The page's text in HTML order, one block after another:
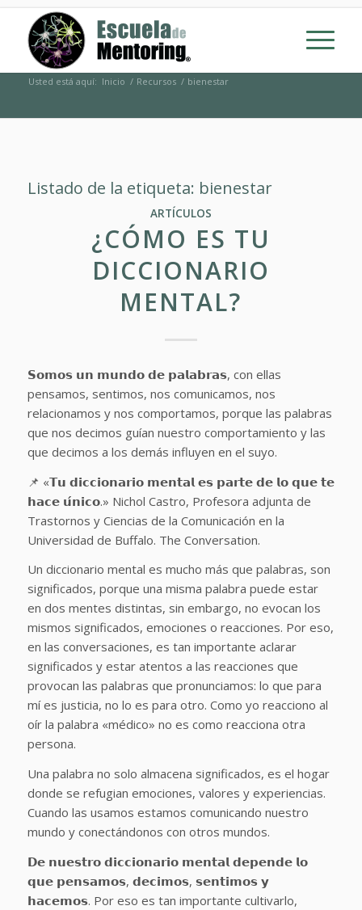
Usted está aquí: Inicio / Recursos / bienestar
Listado de la etiqueta: bienestar
ARTÍCULOS
¿CÓMO ES TU
DICCIONARIO
MENTAL?
𝗦𝗼𝗺𝗼𝘀 𝘂𝗻 𝗺𝘂𝗻𝗱𝗼 𝗱𝗲 𝗽𝗮𝗹𝗮𝗯𝗿𝗮𝘀, con ellas
pensamos, sentimos, nos comunicamos, nos
relacionamos y nos comportamos, porque las palabras
que nos decimos guían nuestro comportamiento y las
que decimos a los demás influyen en el suyo.
📌 «𝗧𝘂 𝗱𝗶𝗰𝗰𝗶𝗼𝗻𝗮𝗿𝗶𝗼 𝗺𝗲𝗻𝘁𝗮𝗹 𝗲𝘀 𝗽𝗮𝗿𝘁𝗲 𝗱𝗲 𝗹𝗼 𝗾𝘂𝗲 𝘁𝗲
𝗵𝗮𝗰𝗲 𝘂́𝗻𝗶𝗰𝗼.» Nichol Castro, Profesora adjunta de
Trastornos y Ciencias de la Comunicación en la
Universidad de Buffalo. The Conversation.
Un diccionario mental es mucho más que palabras, son
significados, porque una misma palabra puede estar
en dos mentes distintas, sin embargo, no evocan los
mismos significados, emociones o reacciones. Por eso,
en las conversaciones, es tan importante aclarar
significados y estar atentos a las reacciones que
provocan las palabras que pronunciamos: lo que para
mí es justicia, no lo es para otro. Como yo reacciono al
oír la palabra «médico» no es como reacciona otra
persona.
Una palabra no solo almacena significados, es el hogar
donde se refugian emociones, valores y experiencias.
Cuando las usamos estamos comunicando nuestro
mundo y conectándonos con otros mundos.
𝗗𝗲 𝗻𝘂𝗲𝘀𝘁𝗿𝗼 𝗱𝗶𝗰𝗰𝗶𝗼𝗻𝗮𝗿𝗶𝗼 𝗺𝗲𝗻𝘁𝗮𝗹 𝗱𝗲𝗽𝗲𝗻𝗱𝗲 𝗹𝗼
𝗾𝘂𝗲 𝗽𝗲𝗻𝘀𝗮𝗺𝗼𝘀, 𝗱𝗲𝗰𝗶𝗺𝗼𝘀, 𝘀𝗲𝗻𝘁𝗶𝗺𝗼𝘀 𝘆
𝗵𝗮𝗰𝗲𝗺𝗼𝘀. Por eso es tan importante cultivarlo,